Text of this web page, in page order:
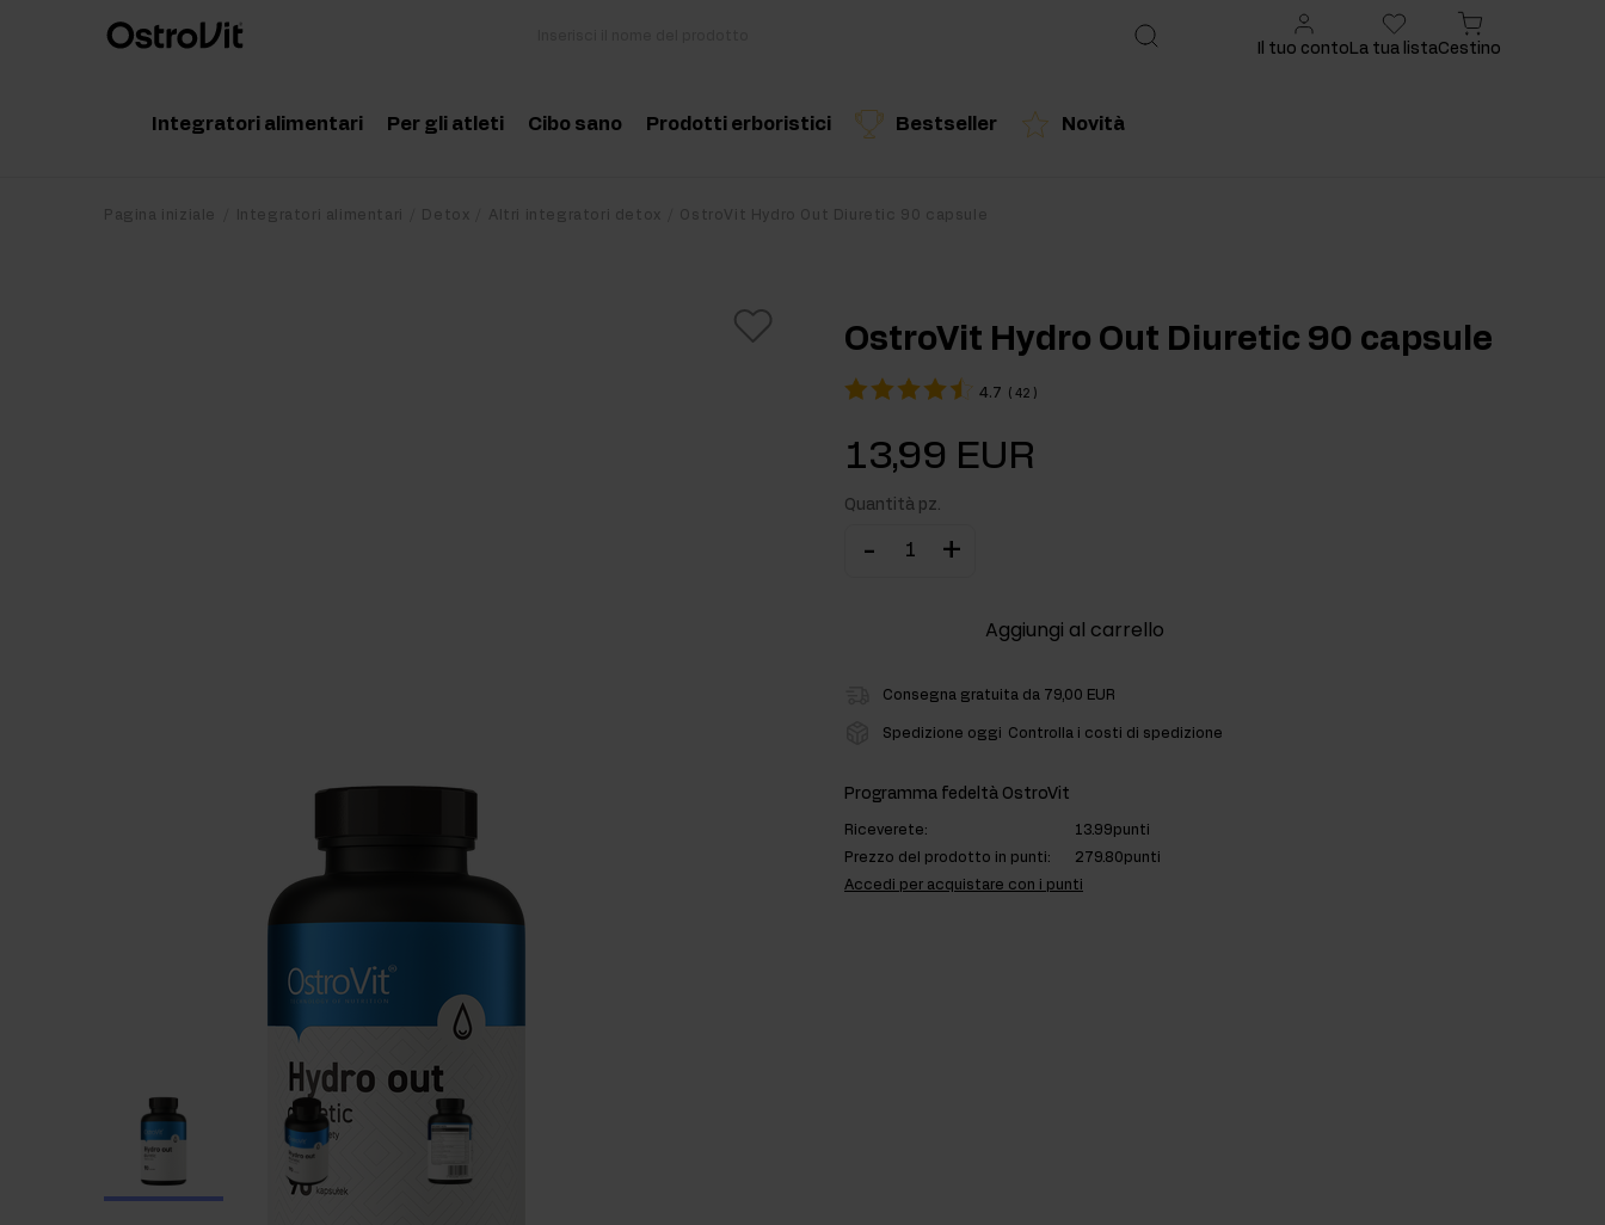
Integratori alimentari
Prodotto consigliato
Per gli atleti
Prodotto consigliato
Cibo sano
Burro di Frutta Secca
Prodotto consigliato
Prodotti erboristici Bestseller Novità
Il tuo conto La tua listaCestino
Pagina iniziale Integratori alimentari Detox Altri integratori detox OstroVit Hydro Out Diuretic 90 capsule
OstroVit Hydro Out Diuretic 90 capsule
4.7 ( 42 )
13,99 EUR
Quantità pz.
- +
Aggiungi al carrello
Consegna gratuita da 79,00 EUR
Spedizione oggi Controlla i costi di spedizione
Programma fedeltà OstroVit
Riceverete:
13.99punti
Prezzo del prodotto in punti:
279.80punti
Accedi per acquistare con i punti